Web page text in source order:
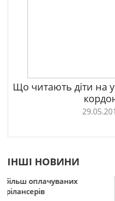
Що читають діти на
ІНШІ НОВИНИ